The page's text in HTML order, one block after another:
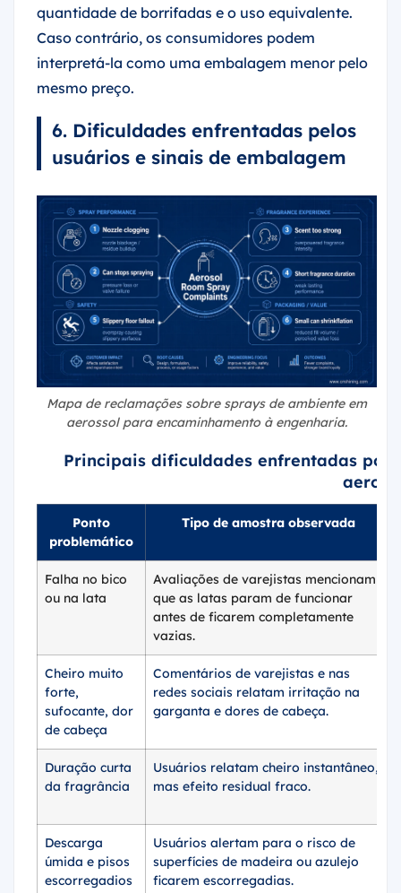
quantidade de borrifadas e o uso equivalente.
Caso contrário, os consumidores podem
interpretá-la como uma embalagem menor pelo
mesmo preço.
6. Dificuldades enfrentadas pelos
usuários e sinais de embalagem
Mapa de reclamações sobre sprays de ambiente em
aerossol para encaminhamento à engenharia.
Principais dificuldades enfrentadas por
Ponto
problemático
Tipo de amostra observada
Falha no bico
ou na lata
Avaliações de varejistas mencionam
que as latas param de funcionar
antes de ficarem completamente
vazias.
Cheiro muito
forte,
sufocante, dor
de cabeça
Comentários de varejistas e nas
redes sociais relatam irritação na
garganta e dores de cabeça.
Duração curta
da fragrância
Usuários relatam cheiro instantâneo,
mas efeito residual fraco.
Descarga
úmida e pisos
escorregadios
Usuários alertam para o risco de
superfícies de madeira ou azulejo
ficarem escorregadias.